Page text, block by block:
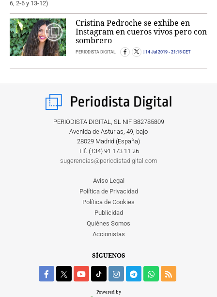
Cristina Pedroche se exhibe en
Instagram en cueros vivos pero con
sombrero
PERIODISTA DIGITAL 14 Jul 2019 - 21:15 CET
PERIODISTA DIGITAL, SL NIF B82785809
Avenida de Asturias, 49, bajo
28029 Madrid (España)
Tlf. (+34) ‎91 173 11 26
sugerencias@periodistadigital.com
Aviso Legal
Política de Privacidad
Política de Cookies
Publicidad
Quiénes Somos
Accionistas
SÍGUENOS
Powered by